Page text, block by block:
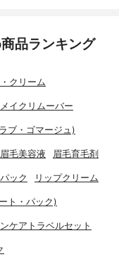
品ランキング
クリーム
イクリムーバー
ブ・ゴマージュ)
眉毛美容液 眉毛育毛剤
ック リップクリーム
ト・パック)
ケアトラベルセット